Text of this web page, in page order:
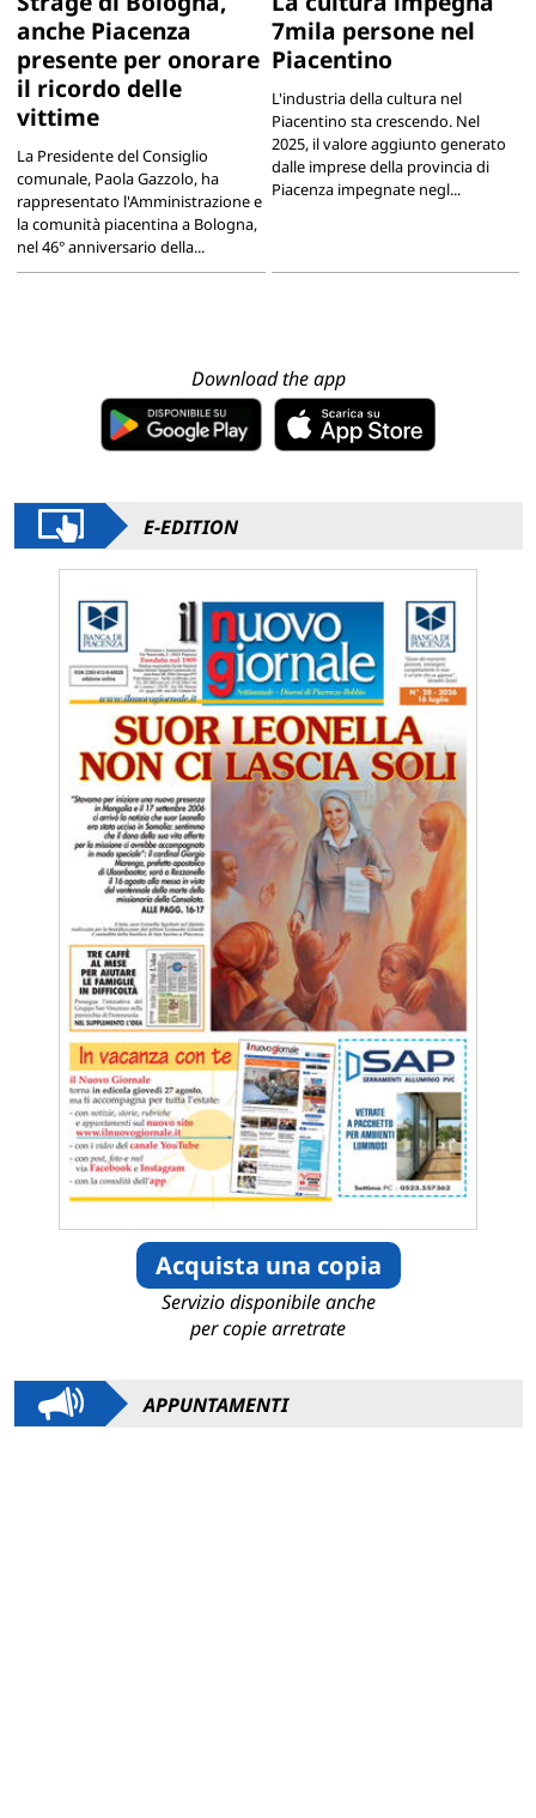
anche Piacenza
presente per onorare
il ricordo delle
vittime
La Presidente del Consiglio
comunale, Paola Gazzolo, ha
rappresentato l'Amministrazione e
la comunità piacentina a Bologna,
nel 46° anniversario della...
7mila persone nel
Piacentino
L'industria della cultura nel
Piacentino sta crescendo. Nel
2025, il valore aggiunto generato
dalle imprese della provincia di
Piacenza impegnate negl...
Download the app
E-EDITION
Acquista una copia
Servizio disponibile anche
per copie arretrate
APPUNTAMENTI